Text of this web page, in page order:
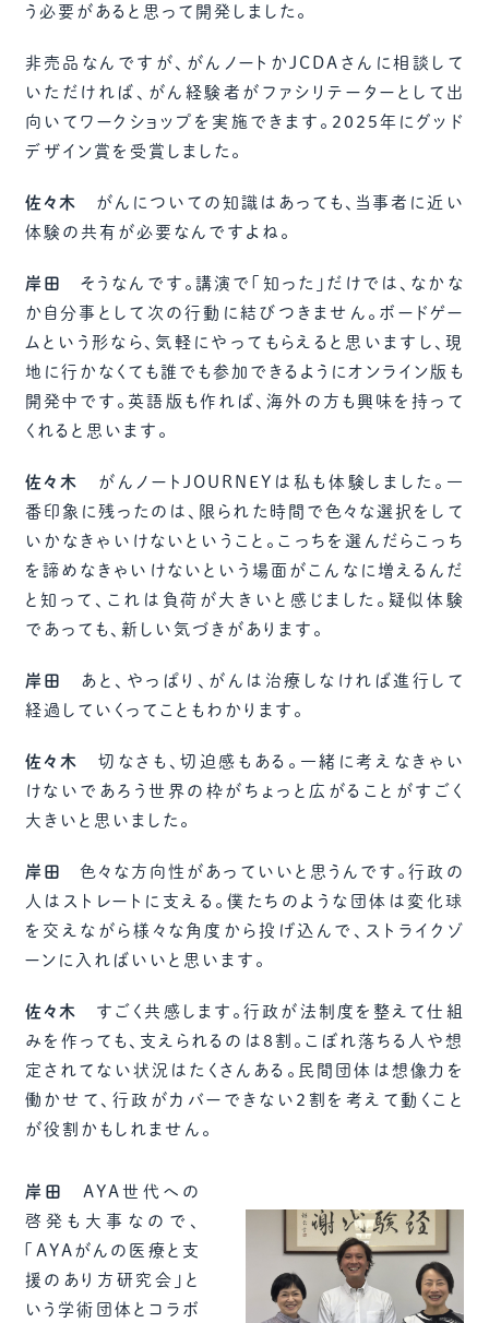
う必要があると思って開発しました。
非売品なんですが、がんノートかJCDAさんに相談して
いただければ、がん経験者がファシリテーターとして出
向いてワークショップを実施できます。2025年にグッド
デザイン賞を受賞しました。
佐々木
がんについての知識はあっても、当事者に近い
体験の共有が必要なんですよね。
岸田
そうなんです。講演で「知った」だけでは、なかな
か自分事として次の行動に結びつきません。ボードゲー
ムという形なら、気軽にやってもらえると思いますし、現
地に行かなくても誰でも参加できるようにオンライン版も
開発中です。英語版も作れば、海外の方も興味を持って
くれると思います。
佐々木
がんノートJOURNEYは私も体験しました。一
番印象に残ったのは、限られた時間で色々な選択をして
いかなきゃいけないということ。こっちを選んだらこっち
を諦めなきゃいけないという場面がこんなに増えるんだ
と知って、これは負荷が大きいと感じました。疑似体験
であっても、新しい気づきがあります。
岸田
あと、やっぱり、がんは治療しなければ進行して
経過していくってこともわかります。
佐々木
切なさも、切迫感もある。一緒に考えなきゃい
けないであろう世界の枠がちょっと広がることがすごく
大きいと思いました。
岸田
色々な方向性があっていいと思うんです。行政の
人はストレートに支える。僕たちのような団体は変化球
を交えながら様々な角度から投げ込んで、ストライクゾ
ーンに入ればいいと思います。
佐々木
すごく共感します。行政が法制度を整えて仕組
みを作っても、支えられるのは８割。こぼれ落ちる人や想
定されてない状況はたくさんある。民間団体は想像力を
働かせて、行政がカバーできない２割を考えて動くこと
が役割かもしれません。
岸田
AYA世代への
啓発も大事なので、
「AYAがんの医療と支
援のあり方研究会」と
いう学術団体とコラボ